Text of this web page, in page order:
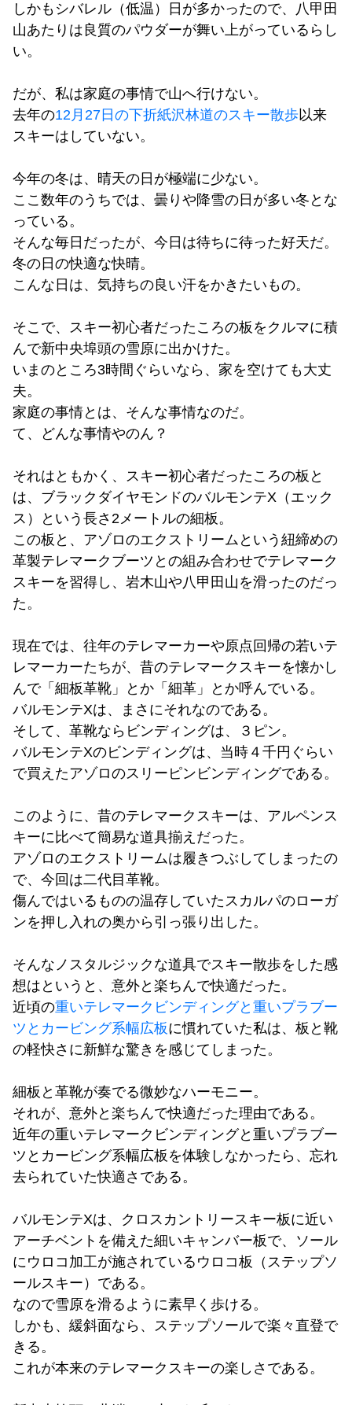
しかもシバレル（低温）日が多かったので、八甲田
山あたりは良質のパウダーが舞い上がっているらし
い。
だが、私は家庭の事情で山へ行けない。
去年の12月27日の下折紙沢林道のスキー散歩以来
スキーはしていない。
今年の冬は、晴天の日が極端に少ない。
ここ数年のうちでは、曇りや降雪の日が多い冬とな
っている。
そんな毎日だったが、今日は待ちに待った好天だ。
冬の日の快適な快晴。
こんな日は、気持ちの良い汗をかきたいもの。
そこで、スキー初心者だったころの板をクルマに積
んで新中央埠頭の雪原に出かけた。
いまのところ3時間ぐらいなら、家を空けても大丈
夫。
家庭の事情とは、そんな事情なのだ。
て、どんな事情やのん？
それはともかく、スキー初心者だったころの板と
は、ブラックダイヤモンドのバルモンテX（エック
ス）という長さ2メートルの細板。
この板と、アゾロのエクストリームという紐締めの
革製テレマークブーツとの組み合わせでテレマーク
スキーを習得し、岩木山や八甲田山を滑ったのだっ
た。
現在では、往年のテレマーカーや原点回帰の若いテ
レマーカーたちが、昔のテレマークスキーを懐かし
んで「細板革靴」とか「細革」とか呼んでいる。
バルモンテXは、まさにそれなのである。
そして、革靴ならビンディングは、３ピン。
バルモンテXのビンディングは、当時４千円ぐらい
で買えたアゾロのスリーピンビンディングである。
このように、昔のテレマークスキーは、アルペンス
キーに比べて簡易な道具揃えだった。
アゾロのエクストリームは履きつぶしてしまったの
で、今回は二代目革靴。
傷んではいるものの温存していたスカルパのローガ
ンを押し入れの奥から引っ張り出した。
そんなノスタルジックな道具でスキー散歩をした感
想はというと、意外と楽ちんで快適だった。
近頃の重いテレマークビンディングと重いプラブー
ツとカービング系幅広板に慣れていた私は、板と靴
の軽快さに新鮮な驚きを感じてしまった。
細板と革靴が奏でる微妙なハーモニー。
それが、意外と楽ちんで快適だった理由である。
近年の重いテレマークビンディングと重いプラブー
ツとカービング系幅広板を体験しなかったら、忘れ
去られていた快適さである。
バルモンテXは、クロスカントリースキー板に近い
アーチベントを備えた細いキャンバー板で、ソール
にウロコ加工が施されているウロコ板（ステップソ
ールスキー）である。
なので雪原を滑るように素早く歩ける。
しかも、緩斜面なら、ステップソールで楽々直登で
きる。
これが本来のテレマークスキーの楽しさである。